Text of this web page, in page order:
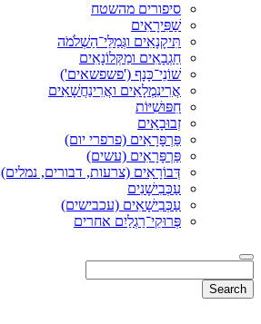
סיפורים מהשטח
שַׁפִּירָאִים
תִּיקָנָאִים וגְּמַלֵּי־הַשְׁלֹמֹה
חַגְבָאִים ומַקְּלוֹנָאִים
שׁוֹנֵי־כָּנָף ('פשפשאים')
אֲרִינִמְלָאִים ואֲרִינַחֲשָׁאִים
חִפּוּשִׁיּוֹת
זְבוּבָאִים
פַּרְפָּרָאִים (פרפרי יום)
פַּרְפָּרָאִים (עשים)
דְּבוֹרָאִים (צרעות, דבורים, נמלים)
עַכְּבִישָׁנִים
עַכְּבִישָׁאִים (עכבישים)
פְּרוּקֵי־רַגְלַיִם אחרים